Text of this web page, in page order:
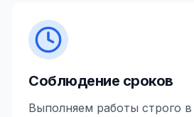
Соблюдение сроков
Выполняем работы строго